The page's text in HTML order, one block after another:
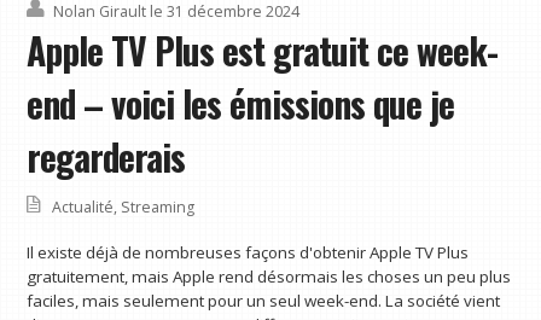
Nolan Girault le 31 décembre 2024
Apple TV Plus est gratuit ce week-
end – voici les émissions que je
regarderais
Actualité, Streaming
Il existe déjà de nombreuses façons d'obtenir Apple TV Plus
gratuitement, mais Apple rend désormais les choses un peu plus
faciles, mais seulement pour un seul week-end. La société vient